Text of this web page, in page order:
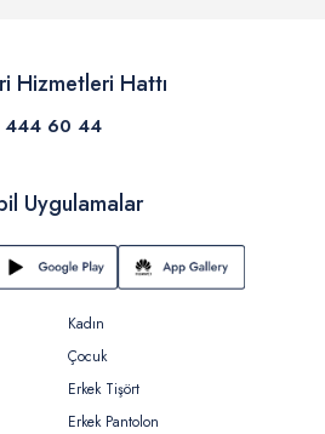
Hizmetleri Hattı
444 60 44
Uygulamalar
Kadın
Çocuk
Erkek Tişört
Erkek Pantolon